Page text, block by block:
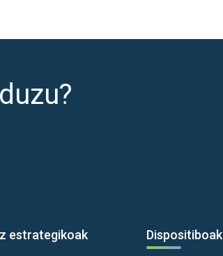
estrategikoak Dispositiboak